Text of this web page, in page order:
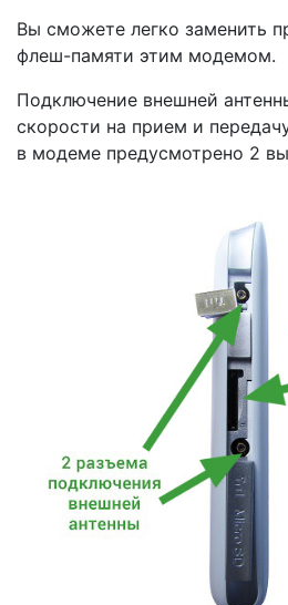
Вы сможете легко заменить
флеш-памяти этим модемом.
Подключение внешней
скорости на прием и
в модеме предусмотрено 2